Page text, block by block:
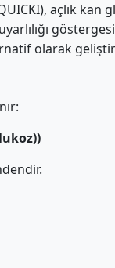
açlık kan
olarak